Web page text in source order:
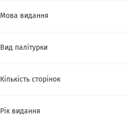
Мова видання
Вид палітурки
Кількість сторінок
Рік видання